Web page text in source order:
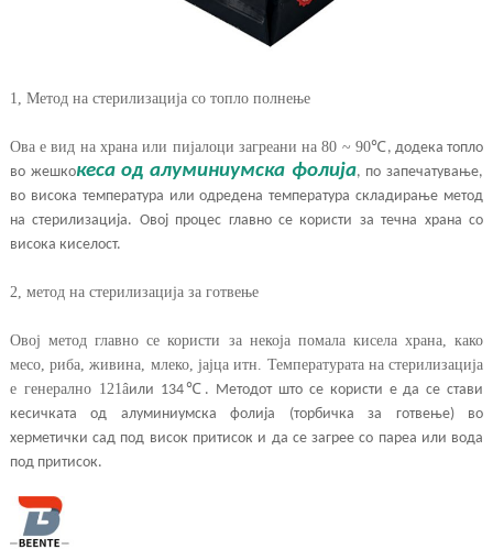
1, Метод на стерилизација со топло полнење
Ова е вид на храна или пијалоци загреани на 80 ~ 90℃, додека топло
во жешкокеса од алуминиумска фолија, по запечатување,
во висока температура или одредена температура складирање метод
на стерилизација. Овој процес главно се користи за течна храна со
висока киселост.
2, метод на стерилизација за готвење
Овој метод главно се користи за некоја помала кисела храна, како
месо, риба, живина, млеко, јајца итн. Температурата на стерилизација
е генерално 121âили 134℃ . Методот што се користи е да се стави
кесичката од алуминиумска фолија (торбичка за готвење) во
херметички сад под висок притисок и да се загрее со пареа или вода
под притисок.